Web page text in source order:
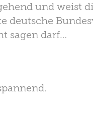
und weist
deutsche
sagen darf…